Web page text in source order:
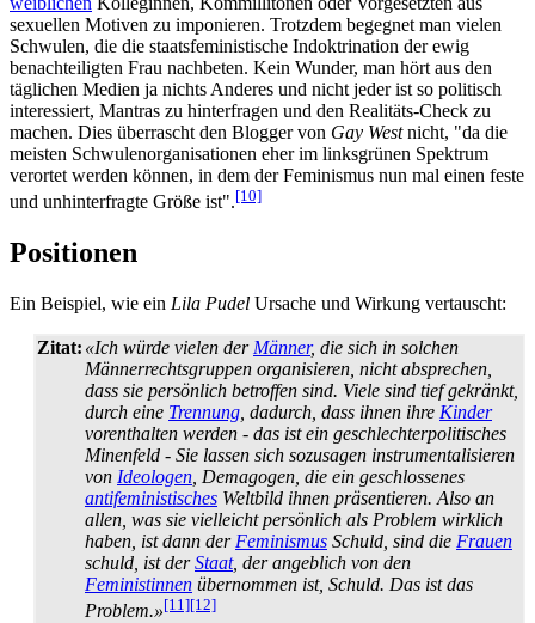
sexuellen Motiven zu imponieren. Trotzdem begegnet man vielen
Schwulen, die die staatsfeministische Indoktrination der ewig
benachteiligten Frau nachbeten. Kein Wunder, man hört aus den
täglichen Medien ja nichts Anderes und nicht jeder ist so politisch
interessiert, Mantras zu hinterfragen und den Realitäts-Check zu
machen. Dies überrascht den Blogger von Gay Westnicht, "da die
meisten Schwulen­organisationen eher im links­grünen Spektrum
verortet werden können, in dem der Feminismus nun mal einen feste
und unhinterfragte Größe ist".[10]
Positionen
Ein Beispiel, wie ein Lila Pudel Ursache und Wirkung vertauscht:
Zitat: «Ich würde vielen der Männer, die sich in solchen
Männer­rechts­gruppen organisieren, nicht absprechen,
dass sie persönlich betroffen sind. Viele sind tief gekränkt,
durch eine Trennung , dadurch, dass ihnen ihre Kinder
vorenthalten werden - das ist ein geschlechter­politisches
Minenfeld - Sie lassen sich sozusagen instrumentalisieren
von Ideologen , Demagogen, die ein geschlossenes
antifeministisches Weltbild ihnen präsentieren. Also an
allen, was sie vielleicht persönlich als Problem wirklich
haben, ist dann der Feminismus Schuld, sind die Frauen
schuld, ist derStaat, der angeblich von den
Feministinnen übernommen ist, Schuld. Das ist das
Problem.»[11][12]